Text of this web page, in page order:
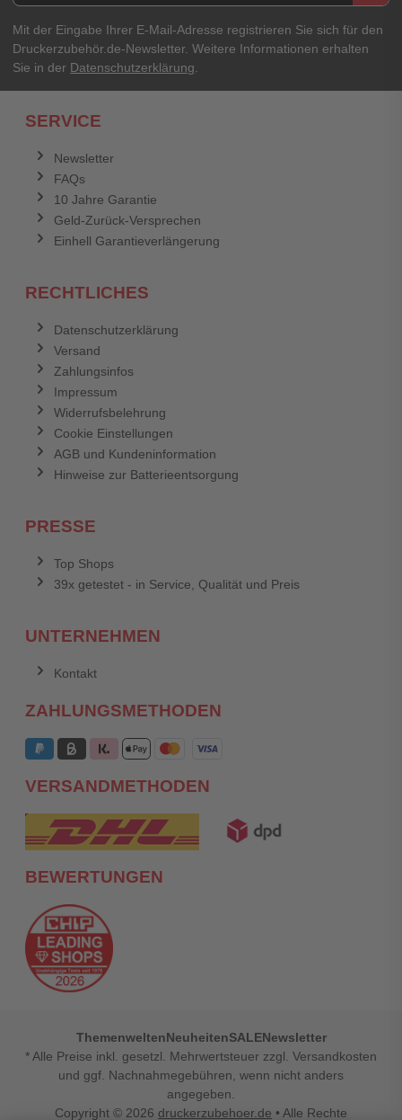
Mit der Eingabe Ihrer E-Mail-Adresse registrieren Sie sich für den
Druckerzubehör.de-Newsletter. Weitere Informationen erhalten
Sie in der Datenschutzerklärung
SERVICE
Newsletter
FAQs
10 Jahre Garantie
Geld-Zurück-Versprechen
Einhell Garantieverlängerung
RECHTLICHES
Datenschutzerklärung
Versand
Zahlungsinfos
Impressum
Widerrufsbelehrung
Cookie Einstellungen
AGB und Kundeninformation
Hinweise zur Batterieentsorgung
PRESSE
Top Shops
39x getestet - in Service, Qualität und Preis
UNTERNEHMEN
Kontakt
ZAHLUNGSMETHODEN
VERSANDMETHODEN
BEWERTUNGEN
ThemenweltenNeuheitenSALENewsletter
* Alle Preise inkl. gesetzl. Mehrwertsteuer zzgl. Versandkosten
und ggf. Nachnahmegebühren, wenn nicht anders
angegeben.
Copyright © 2026 druckerzubehoer.de • Alle Rechte